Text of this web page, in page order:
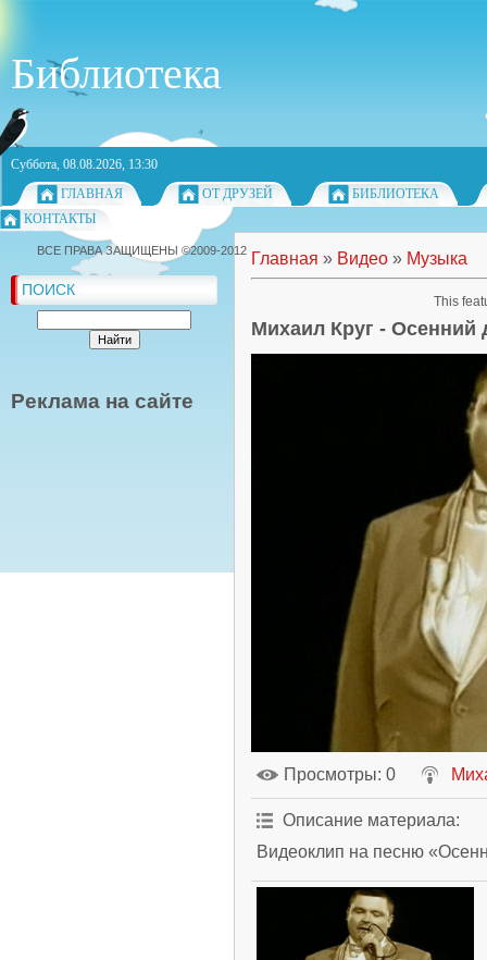
Библиотека
Суббота, 08.08.2026, 13:30
ГЛАВНАЯ
ОТ ДРУЗЕЙ
БИБЛИОТЕКА
КОНТАКТЫ
ПОИСК
Реклама на сайте
Главная » Видео » Музыка
Михаил Круг - Осенний
Просмотры: 0
Описание материала:
Видеоклип на песню
ВСЕ ПРАВА ЗАЩИЩЕНЫ ©2009-2012
This